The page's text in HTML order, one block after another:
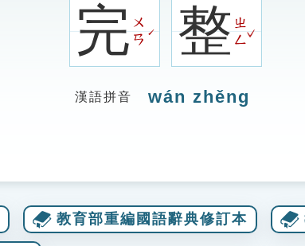
完ㄨ
ㄢ
ˊ 整ㄓ
ㄥ
ˇ
漢語拼音 wán zhěng
教育部重編國語辭典修訂本